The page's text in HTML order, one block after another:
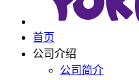
首页
公司介绍
公司简介